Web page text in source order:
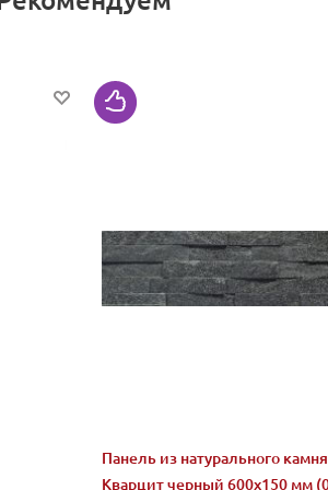
Панель из натурального камня
Кварцит черный 600х150 мм